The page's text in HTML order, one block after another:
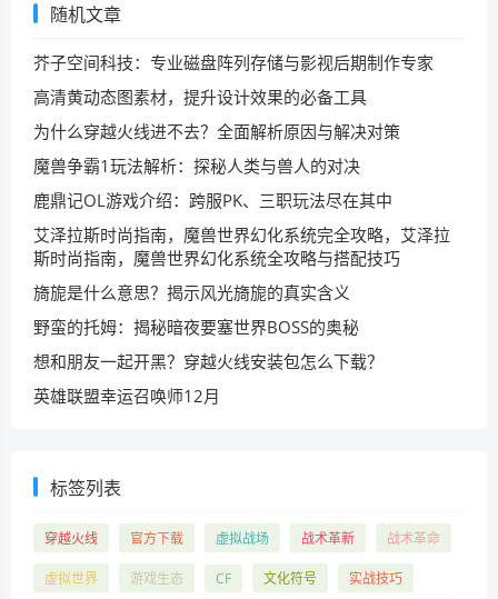
随机文章
芥子空间科技：专业磁盘阵列存储与影视后期制作专家
高清黄动态图素材，提升设计效果的必备工具
为什么穿越火线进不去？全面解析原因与解决对策
魔兽争霸1玩法解析：探秘人类与兽人的对决
鹿鼎记OL游戏介绍：跨服PK、三职玩法尽在其中
艾泽拉斯时尚指南，魔兽世界幻化系统完全攻略，艾泽拉
斯时尚指南，魔兽世界幻化系统全攻略与搭配技巧
旖旎是什么意思？揭示风光旖旎的真实含义
野蛮的托姆：揭秘暗夜要塞世界BOSS的奥秘
想和朋友一起开黑？穿越火线安装包怎么下载？
英雄联盟幸运召唤师12月
标签列表
穿越火线 官方下载 虚拟战场 战术革新 战术革命
虚拟世界 游戏生态 CF 文化符号 实战技巧